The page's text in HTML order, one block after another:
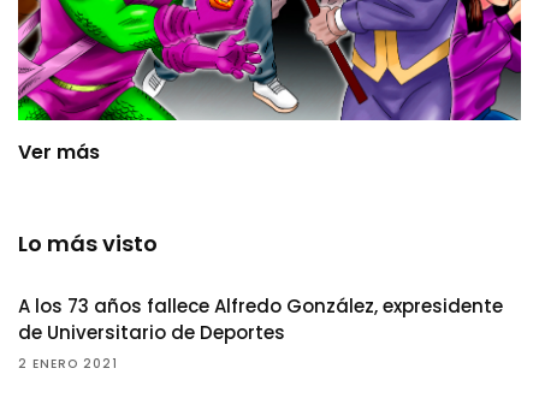
Ver más
Lo más visto
A los 73 años fallece Alfredo González, expresidente
de Universitario de Deportes
2 ENERO 2021